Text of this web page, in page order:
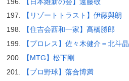
【リゾートトラスト】伊藤與朗
【住吉会西和一家】髙橋勝郎
【プロレス】佐々木健介＝北斗晶
【MTG】松下剛
【プロ野球】落合博満